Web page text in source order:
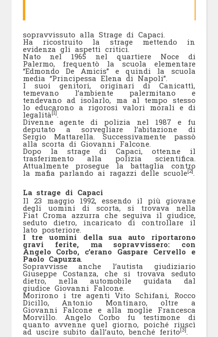
sopravvissuto alla Strage di Capaci.
Ha ricostruito la strage mettendo in
evidenza gli aspetti critici.
Nato nel 1965 nel quartiere Noce di
Palermo, frequentò la scuola elementare
“Edmondo De Amicis” e quindi la scuola
media “Principessa Elena di Napoli”.
I suoi genitori, originari di Canicattì,
temevano l’ambiente palermitano e
tendevano ad isolarlo, ma al tempo stesso
lo educarono a rigorosi valori morali e di
legalità[1].
Divenne agente di polizia nel 1987 e fu
deputato a sorvegliare l’abitazione di
Sergio Mattarella. Successivamente passò
alla scorta di Giovanni Falcone.
Dopo la strage di Capaci, ottenne il
trasferimento alla polizia scientifica.
Attualmente prosegue la battaglia contro
la mafia parlando ai ragazzi delle scuole[2].
La strage di Capaci
Il 23 maggio 1992, essendo il più giovane
degli uomini di scorta, si trovava nella
Fiat Croma azzurra che seguiva il giudice,
seduto dietro, incaricato di controllare il
lato posteriore.
I tre uomini della sua auto riportarono
gravi ferite, ma sopravvissero: con
Angelo Corbo, c’erano Gaspare Cervello e
Paolo Capuzza.
Sopravvisse anche l’autista giudiziario
Giuseppe Costanza, che si trovava seduto
dietro, nella automobile guidata dal
giudice Giovanni Falcone.
Morirono i tre agenti Vito Schifani, Rocco
Dicillo, Antonio Montinaro, oltre a
Giovanni Falcone e alla moglie Francesca
Morvillo. Angelo Corbo fu testimone di
quanto avvenne quel giorno, poiché riuscì
ad uscire subito dall’auto, benché ferito[3]